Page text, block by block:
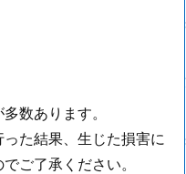
数あります。
た結果、生じた損害に
ご了承ください。